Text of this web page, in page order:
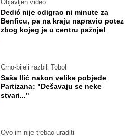
Objavljen video
Dedić nije odigrao ni minute za
Benficu, pa na kraju napravio potez
zbog kojeg je u centru pažnje!
Crno-bijeli razbili Tobol
Saša Ilić nakon velike pobjede
Partizana: "Dešavaju se neke
stvari..."
Ovo im nije trebao uraditi